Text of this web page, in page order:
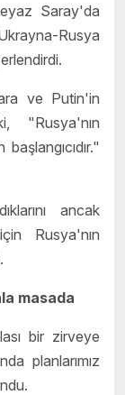
Saray'da
Rusya
ve Putin'in
"Rusya'nın
ancak
Rusya'nın
masada
bir zirveye
planlarımız